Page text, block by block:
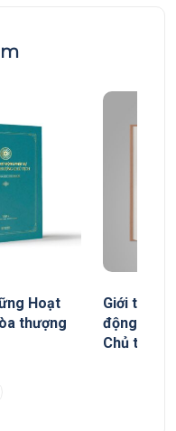
Hoạt
thượng
Giới thiệu
động
Chủ tịch”